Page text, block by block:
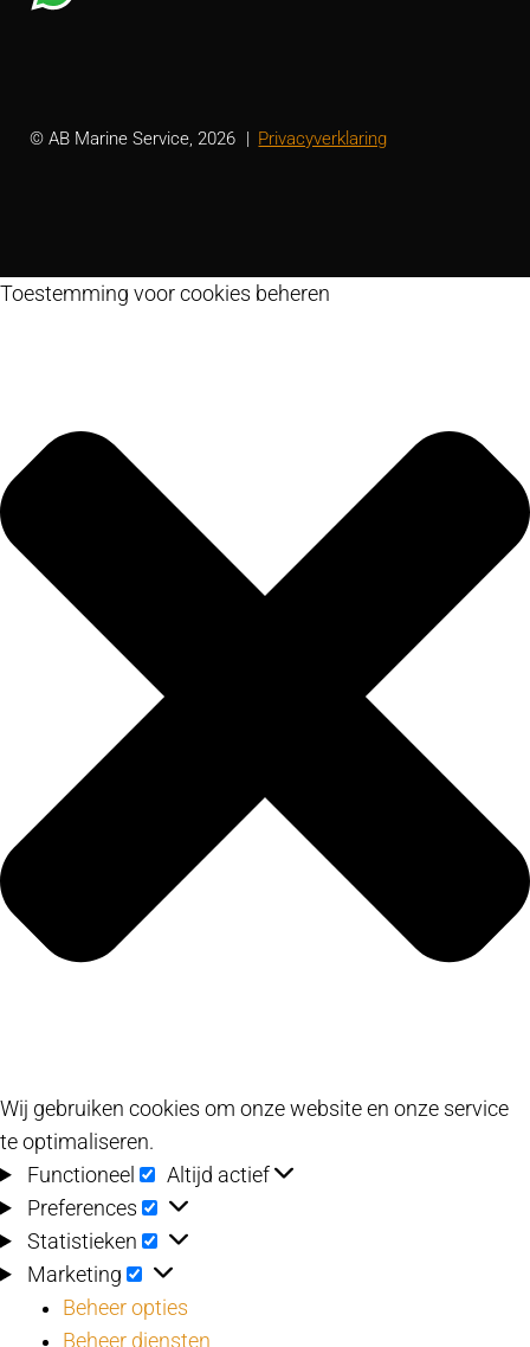
© AB Marine Service, 2026 Privacyverklaring
Toestemming voor cookies beheren
Wij gebruiken cookies om onze website en onze service
te optimaliseren.
Functioneel
Functioneel
Altijd actief
Preferences
Preferences
Statistieken Statistieken
Marketing Marketing
Beheer opties
Beheer diensten